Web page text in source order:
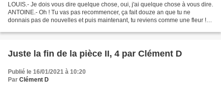
LOUIS.- Je dois vous dire quelque chose, oui, j'ai quelque chose à vous dire.
ANTOINE.- Oh ! Tu vas pas recommencer, ça fait douze an que tu ne
donnais pas de nouvelles et puis maintenant, tu reviens comme une fleur !
Juste la fin de la pièce II, 4 par Clément D
Publié le 16/01/2021 à 10:20
Par Clément D